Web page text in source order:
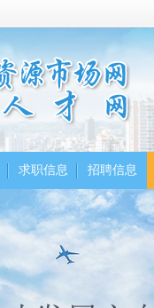
求职信息 招聘信息